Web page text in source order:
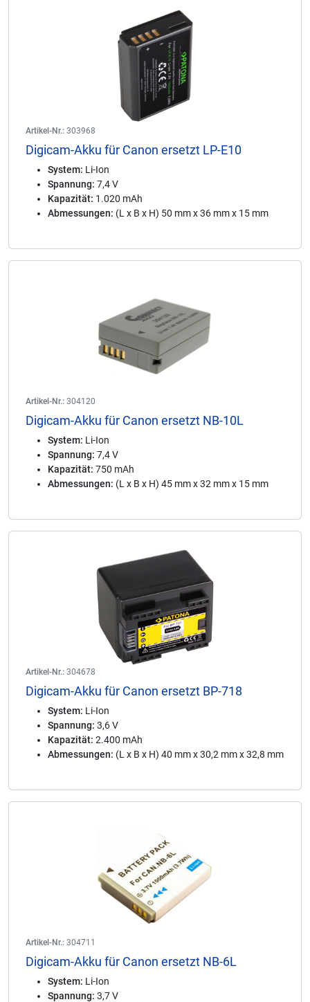
Artikel-Nr.: 303968
Digicam-Akku für Canon ersetzt LP-E10
System: Li-Ion
Spannung: 7,4 V
Kapazität: 1.020 mAh
Abmessungen: (L x B x H) 50 mm x 36 mm x 15 mm
Artikel-Nr.: 304120
Digicam-Akku für Canon ersetzt NB-10L
System: Li-Ion
Spannung: 7,4 V
Kapazität: 750 mAh
Abmessungen: (L x B x H) 45 mm x 32 mm x 15 mm
Artikel-Nr.: 304678
Digicam-Akku für Canon ersetzt BP-718
System: Li-Ion
Spannung: 3,6 V
Kapazität: 2.400 mAh
Abmessungen: (L x B x H) 40 mm x 30,2 mm x 32,8 mm
Artikel-Nr.: 304711
Digicam-Akku für Canon ersetzt NB-6L
System: Li-Ion
Spannung: 3,7 V